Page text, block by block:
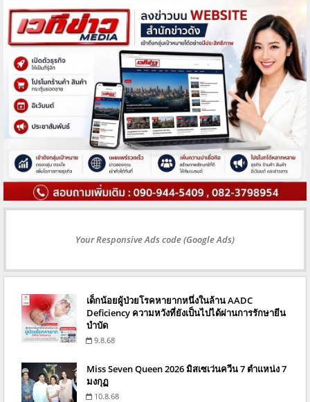
Your Responsive Ads code (Google Ads)
เด็กน้อยผู้ป่วยโรคหายากหนึ่งในล้าน AADC
Deficiency ความหวังที่ยังเป็นไปได้ผ่านการรักษายีน
บำบัด
9.8.68
Miss Seven Queen 2026 มิสเซเว่นควีน 7 ตำแหน่ง 7
มงกุฏ
10.8.68